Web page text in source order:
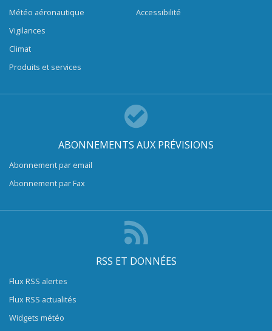
Météo aéronautique
Vigilances
Climat
Produits et services
Accessibilité
ABONNEMENTS AUX PRÉVISIONS
Abonnement par email
Abonnement par Fax
RSS ET DONNÉES
Flux RSS alertes
Flux RSS actualités
Widgets météo